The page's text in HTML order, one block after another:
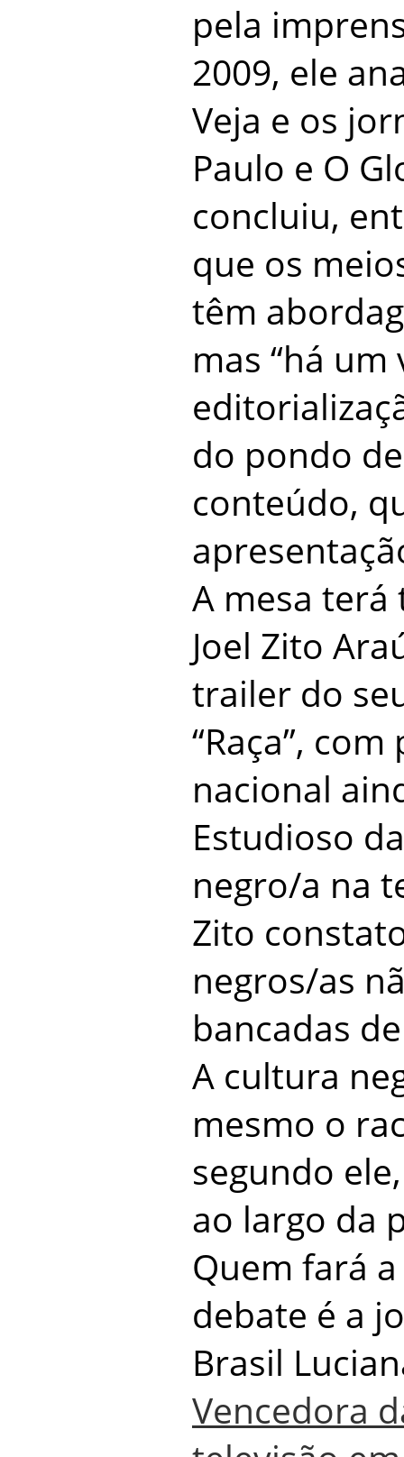
pela
2009, ele
Veja e os
Paulo e O
concluiu,
que os
têm
mas “há um
do pondo
conteúdo,
A mesa
Joel Zito
trailer do
“Raça”,
nacional
Estudioso
negro/a na
Zito
negros/as
bancadas
A cultura
mesmo o
segundo
ao largo da
Quem fará
debate é a
Brasil
Vencedora